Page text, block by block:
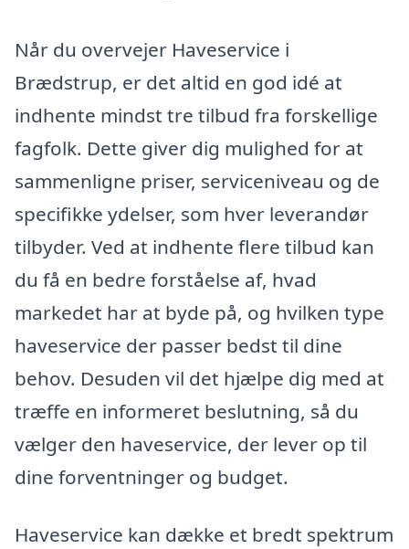
Når du overvejer Haveservice i
Brædstrup, er det altid en god idé at
indhente mindst tre tilbud fra forskellige
fagfolk. Dette giver dig mulighed for at
sammenligne priser, serviceniveau og de
specifikke ydelser, som hver leverandør
tilbyder. Ved at indhente flere tilbud kan
du få en bedre forståelse af, hvad
markedet har at byde på, og hvilken type
haveservice der passer bedst til dine
behov. Desuden vil det hjælpe dig med at
træffe en informeret beslutning, så du
vælger den haveservice, der lever op til
dine forventninger og budget.
Haveservice kan dække et bredt spektrum